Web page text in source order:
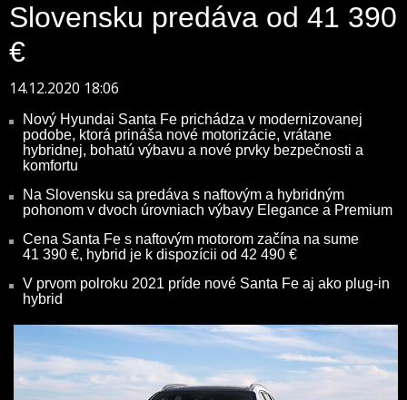
Slovensku predáva od 41 390
€
14.12.2020 18:06
Nový Hyundai Santa Fe prichádza v modernizovanej
podobe, ktorá prináša nové motorizácie, vrátane
hybridnej, bohatú výbavu a nové prvky bezpečnosti a
komfortu
Na Slovensku sa predáva s naftovým a hybridným
pohonom v dvoch úrovniach výbavy Elegance a Premium
Cena Santa Fe s naftovým motorom začína na sume
41 390 €, hybrid je k dispozícii od 42 490 €
V prvom polroku 2021 príde nové Santa Fe aj ako plug-in
hybrid